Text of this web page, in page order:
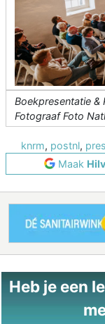
Boekpresentatie &
Fotograaf Foto
knrm, postnl,
Maak
Heb je een